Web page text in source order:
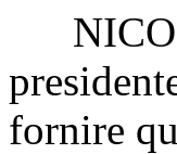
fornire